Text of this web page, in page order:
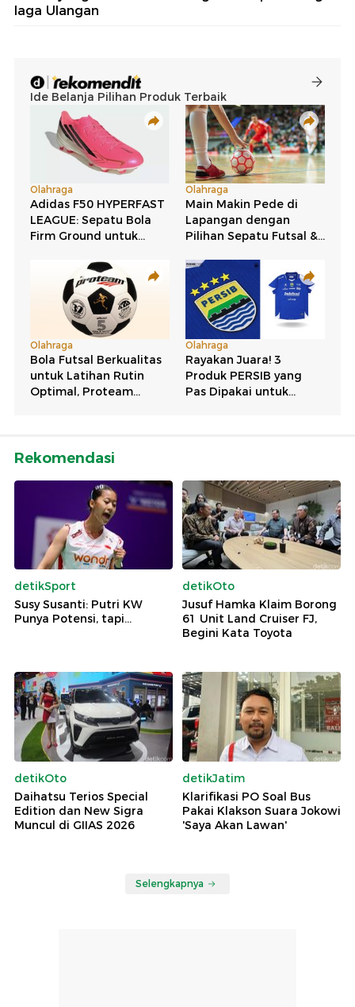
laga Ulangan
Rekomendasi
detikSport
Susy Susanti: Putri KW
Punya Potensi, tapi...
detikOto
Jusuf Hamka Klaim Borong
61 Unit Land Cruiser FJ,
Begini Kata Toyota
detikOto
Daihatsu Terios Special
Edition dan New Sigra
Muncul di GIIAS 2026
detikJatim
Klarifikasi PO Soal Bus
Pakai Klakson Suara Jokowi
'Saya Akan Lawan'
Selengkapnya